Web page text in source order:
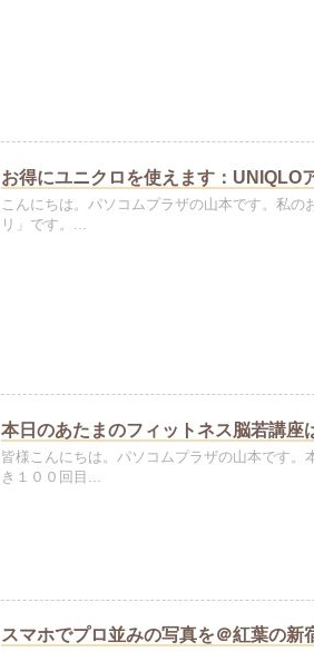
お得にユニクロを使えます：UNIQLO
こんにちは。パソコムプラザの山本です。私
リ」です。...
本日のあたまのフィットネス脳若講座
皆様こんにちは。パソコムプラザの山本です
き１００回目...
スマホでプロ並みの写真を＠紅葉の新